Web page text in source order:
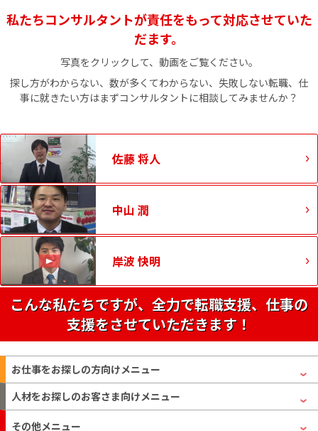
私たちコンサルタントが責任をもって対応させていた
だます。
写真をクリックして、動画をご覧ください。
探し方がわからない、数が多くてわからない、失敗しない転職、仕
事に就きたい方はまずコンサルタントに相談してみませんか？
佐藤 将人
中山 潤
岸波 快明
こんな私たちですが、全力で転職支援、仕事の
支援をさせていただきます！
お仕事をお探しの方向けメニュー
人材をお探しのお客さま向けメニュー
その他メニュー